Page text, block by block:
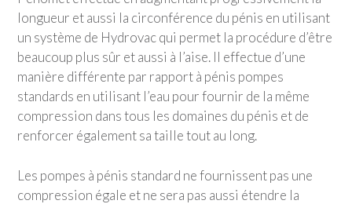
longueur et aussi la circonférence du pénis en utilisant
un système de Hydrovac qui permet la procédure d’être
beaucoup plus sûr et aussi à l’aise. Il effectue d’une
manière différente par rapport à pénis pompes
standards en utilisant l’eau pour fournir de la même
compression dans tous les domaines du pénis et de
renforcer également sa taille tout au long.
Les pompes à pénis standard ne fournissent pas une
compression égale et ne sera pas aussi étendre la